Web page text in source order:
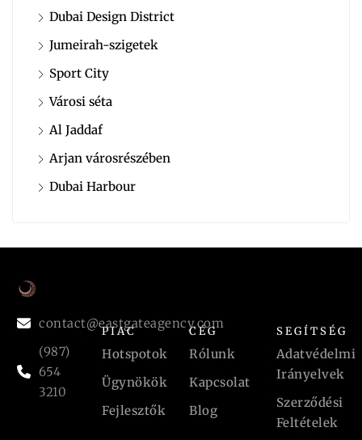
Dubai Design District
Jumeirah-szigetek
Sport City
Városi séta
Al Jaddaf
Arjan városrészében
Dubai Harbour
contact@eastgateagency.com
(987)
654
3210
PIAC
Hotspotok
Ügynökök
Fejlesztők
CÉG
Rólunk
Kapcsolat
Blog
SEGÍTSÉG
Adatvédelmi
Irányelvek
Szerződési
Feltételek